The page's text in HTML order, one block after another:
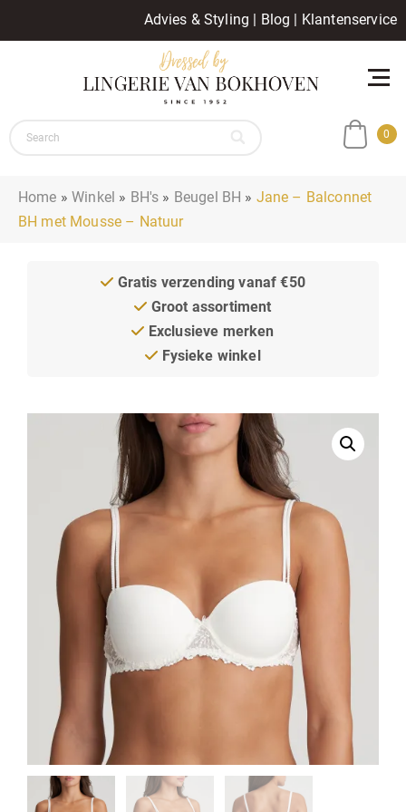
Advies & Styling | Blog | Klantenservice
0
Home »Winkel » BH's » Beugel BH » Jane – Balconnet
BH met Mousse – Natuur
Gratis verzending vanaf €50
Groot assortiment
Exclusieve merken
Fysieke winkel